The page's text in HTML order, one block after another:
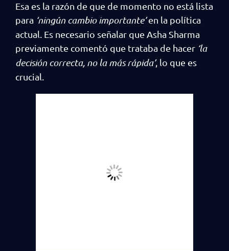
Esa es la razón de que de momento no está lista
para ‘ningún cambio importante’en la política
actual. Es necesario señalar que Asha Sharma
previamente comentó que trataba de hacer ‘la
decisión correcta, no la más rápida’, lo que es
crucial.